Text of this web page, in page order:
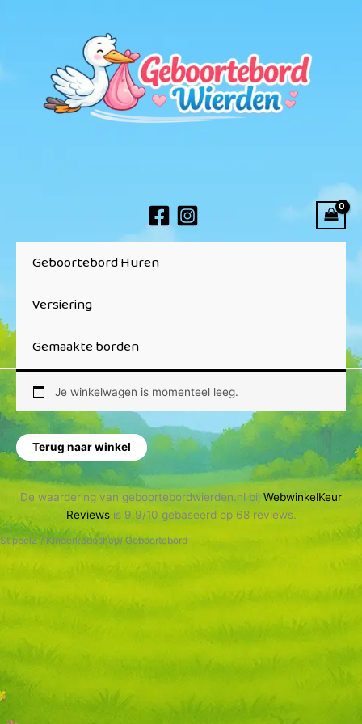
Geboortebord Huren
Versiering
Gemaakte borden
Je winkelwagen is momenteel leeg.
Terug naar winkel
De waardering van geboortebordwierden.nl bij WebwinkelKeur
Reviewsis 9.9/10 gebaseerd op 68 reviews.
StippelZ / Kinderkadoshop/ Geboortebord